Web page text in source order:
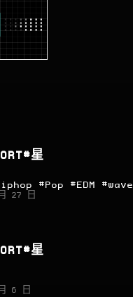
#Pop #EDM
星
27 日
星
6 日